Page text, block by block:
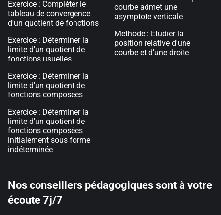
Exercice : Compléter le
tableau de convergence
d'un quotient de fonctions
Exercice : Déterminer la
limite d'un quotient de
fonctions usuelles
Exercice : Déterminer la
limite d'un quotient de
fonctions composées
Exercice : Déterminer la
limite d'un quotient de
fonctions composées
initialement sous forme
indéterminée
courbe admet une
asymptote verticale
Méthode : Etudier la
position relative d'une
courbe et d'une droite
Nos conseillers pédagogiques sont à votre
écoute 7j/7